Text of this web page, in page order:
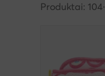
Produktai: 104·